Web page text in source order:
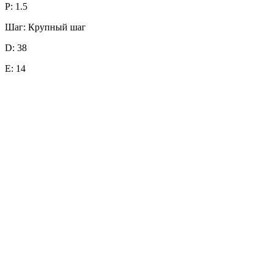
P: 1.5
Шаг: Крупный шаг
D: 38
E: 14